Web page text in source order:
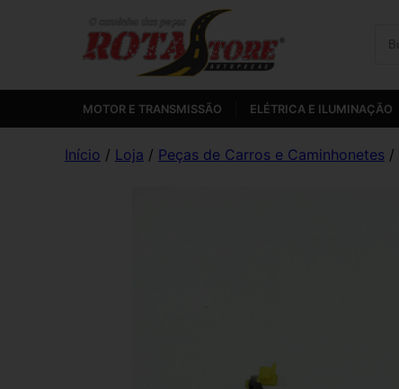
MOTOR E TRANSMISSÃO ELÉTRICA E ILUMINAÇÃO
Início / Loja / Peças de Carros e Caminhonetes /